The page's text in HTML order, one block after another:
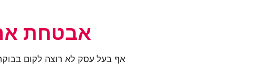
אבטחת
אף בעל עסק לא רוצה לקום